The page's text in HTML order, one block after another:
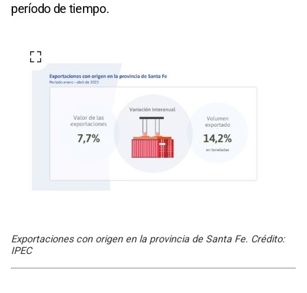
período de tiempo.
Exportaciones con origen en la provincia de Santa Fe. Crédito:
IPEC